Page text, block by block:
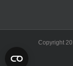
Copyright